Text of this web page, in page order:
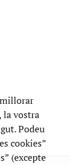
la vostra
Podeu
cookies”
(excepte